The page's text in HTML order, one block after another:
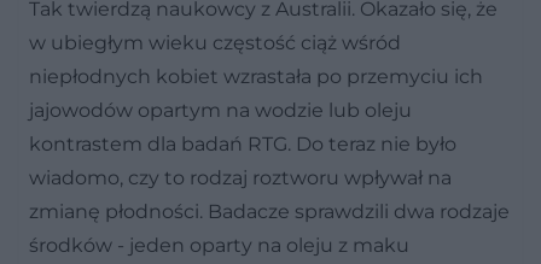
Tak twierdzą naukowcy z Australii. Okazało się, że
w ubiegłym wieku częstość ciąż wśród
niepłodnych kobiet wzrastała po przemyciu ich
jajowodów opartym na wodzie lub oleju
kontrastem dla badań RTG. Do teraz nie było
wiadomo, czy to rodzaj roztworu wpływał na
zmianę płodności. Badacze sprawdzili dwa rodzaje
środków - jeden oparty na oleju z maku